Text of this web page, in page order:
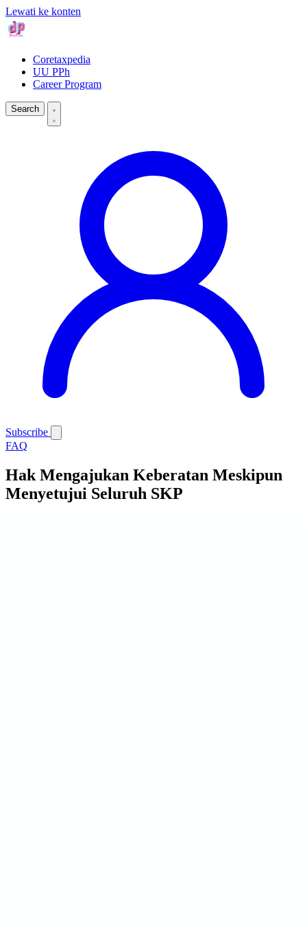
Lewati ke konten
Coretaxpedia
UU PPh
Career Program
Search
Subscribe
FAQ
Hak Mengajukan Keberatan Meskipun
Menyetujui Seluruh SKP